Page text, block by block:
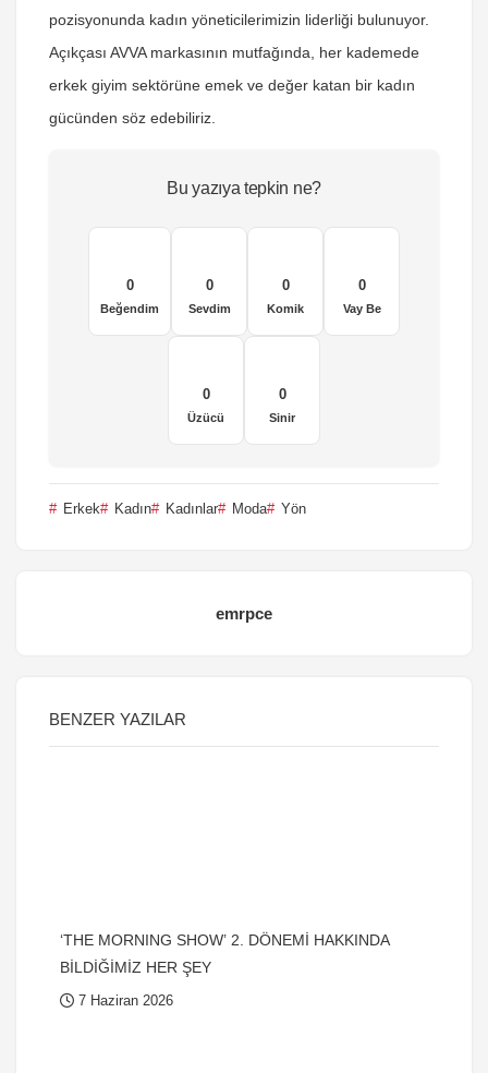
pozisyonunda kadın yöneticilerimizin liderliği bulunuyor.
Açıkçası AVVA markasının mutfağında, her kademede
erkek giyim sektörüne emek ve değer katan bir kadın
gücünden söz edebiliriz.
Bu yazıya tepkin ne?
0
Beğendim
0
Sevdim
0
Komik
0
Vay Be
0
Üzücü
0
Sinir
Erkek Kadın Kadınlar Moda Yön
emrpce
BENZER YAZILAR
‘THE MORNING SHOW’ 2. DÖNEMİ HAKKINDA
BİLDİĞİMİZ HER ŞEY
7 Haziran 2026